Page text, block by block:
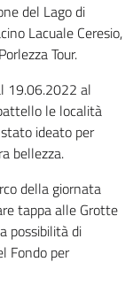
del Lago di
Lacuale Ceresio,
Tour.
19.06.2022 al
le località
ideato per
bellezza.
della giornata
tappa alle Grotte
possibilità di
Fondo per